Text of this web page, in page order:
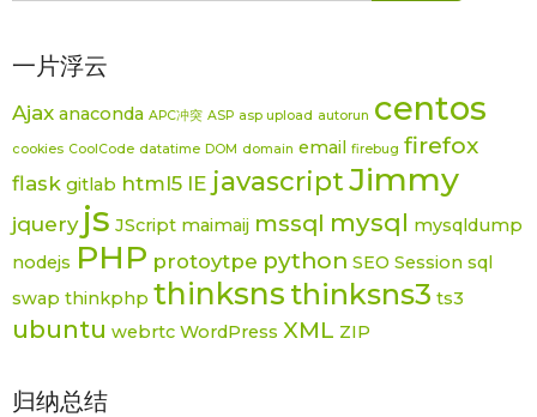
一片浮云
Ajax anaconda APC冲突 ASP asp upload autorun centos
cookies CoolCode datatime DOM domain email firebug firefox
flask gitlab html5 IE javascriptJimmy
jquery js JScript maimaij mssql mysql mysqldump
nodejs PHP protoytpe python SEO Session sql
swap thinkphp thinksns thinksns3 ts3
ubuntu webrtc WordPress XML ZIP
归纳总结